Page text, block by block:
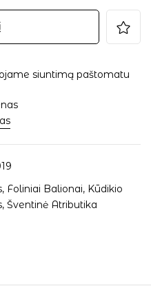
siuntimą paštomatu
, Foliniai Balionai, Kūdikio
, Šventinė Atributika